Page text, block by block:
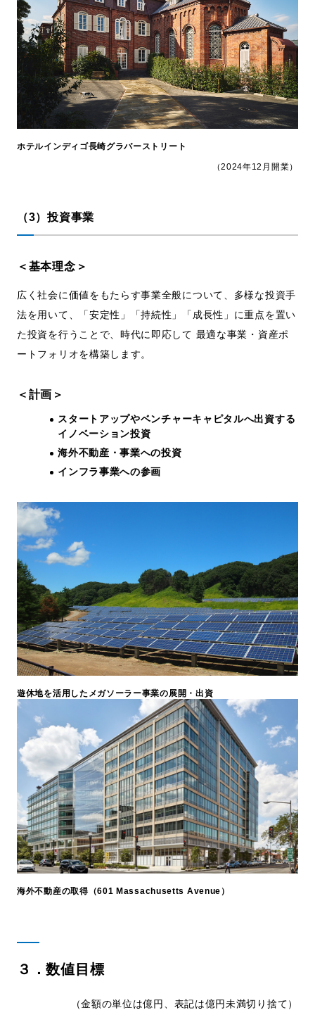
ホテルインディゴ長崎グラバーストリート
（2024年12月開業）
（3）投資事業
＜基本理念＞
広く社会に価値をもたらす事業全般について、多様な投資手
法を用いて、「安定性」「持続性」「成長性」に重点を置い
た投資を行うことで、時代に即応して 最適な事業・資産ポ
ートフォリオを構築します。
＜計画＞
スタートアップやベンチャーキャピタルへ出資する
イノベーション投資
海外不動産・事業への投資
インフラ事業への参画
遊休地を活用したメガソーラー事業の展開・出資
海外不動産の取得（601 Massachusetts Avenue）
３．数値目標
（金額の単位は億円、表記は億円未満切り捨て）